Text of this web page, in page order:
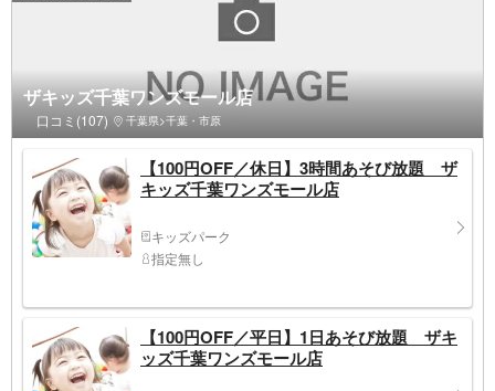
ザキッズ千葉ワンズモール店
口コミ(107) 千葉県>千葉・市原
【100円OFF／休日】3時間あそび放題 ザ
キッズ千葉ワンズモール店
キッズパーク
指定無し
【100円OFF／平日】1日あそび放題 ザキ
ッズ千葉ワンズモール店